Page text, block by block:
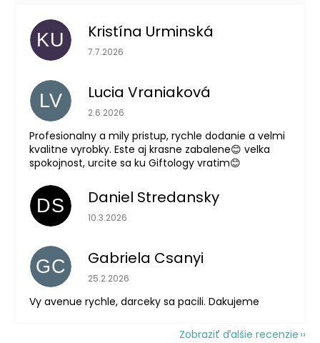
KU Kristína Urminská
Hodnotenie obchodu je 5 z 5 hviezdičiek.
7.7.2026
LV Lucia Vraniaková
Hodnotenie obchodu je 5 z 5 hviezdičiek.
2.6.2026
Profesionalny a mily pristup, rychle dodanie a velmi
kvalitne vyrobky. Este aj krasne zabalene😊 velka
spokojnost, urcite sa ku Giftology vratim😊
DS Daniel Stredansky
Hodnotenie obchodu je 5 z 5 hviezdičiek.
10.3.2026
GC Gabriela Csanyi
Hodnotenie obchodu je 5 z 5 hviezdičiek.
25.2.2026
Vy avenue rychle, darceky sa pacili. Dakujeme
Zobraziť ďalšie recenzie